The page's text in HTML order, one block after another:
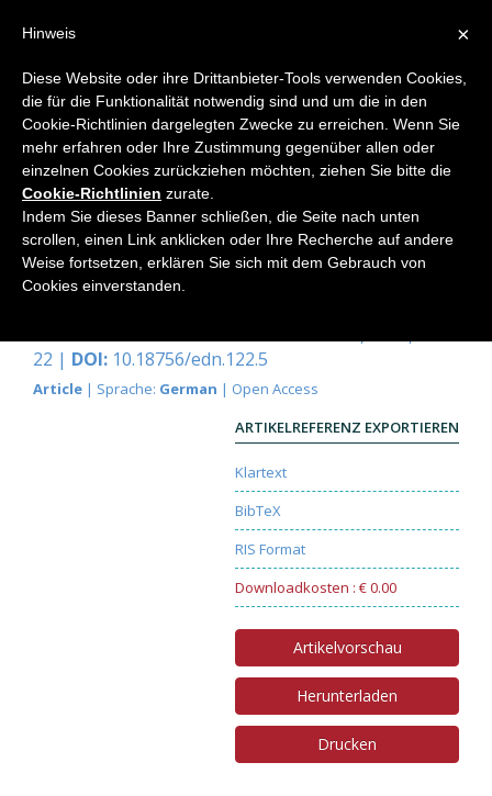
Home
Die Stinkende Nieswurz
(Helleborus foetidus L.) und ihre
Geheimnisse
22 | DOI: 10.18756/edn.122.5
Article | Sprache: German | Open Access
ARTIKELREFERENZ EXPORTIEREN
Klartext
BibTeX
RIS Format
Downloadkosten : € 0.00
Artikelvorschau
Herunterladen
Drucken
×
Hinweis
Diese Website oder ihre Drittanbieter-Tools verwenden Cookies,
die für die Funktionalität notwendig sind und um die in den
Cookie-Richtlinien dargelegten Zwecke zu erreichen. Wenn Sie
mehr erfahren oder Ihre Zustimmung gegenüber allen oder
einzelnen Cookies zurückziehen möchten, ziehen Sie bitte die
Cookie-Richtlinien zurate.
Indem Sie dieses Banner schließen, die Seite nach unten
scrollen, einen Link anklicken oder Ihre Recherche auf andere
Weise fortsetzen, erklären Sie sich mit dem Gebrauch von
Cookies einverstanden.